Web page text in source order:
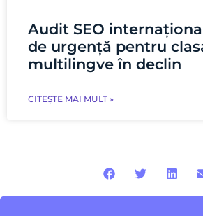
Audit SEO
de urgență pentru
multilingve în declin
CITEȘTE MAI MULT »